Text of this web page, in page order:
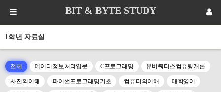
BIT & BYTE STUDY
1학년 자료실
전체 데이터정보처리입문 C프로그래밍 유비쿼터스컴퓨팅개론
사진의이해 파이썬프로그래밍기초 컴퓨터의이해 대학영어